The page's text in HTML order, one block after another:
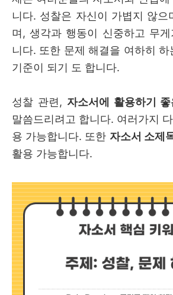
니다. 성찰은 자신이 가볍지 않으
며, 생각과 행동이 신중하고 무
니다. 또한 문제 해결을 여하히
기준이 되기 도 합니다.
성찰 관련, 자소서에 활용하기
말씀드리려고 합니다. 여러가지
용 가능합니다. 또한 자소서 소제
활용 가능합니다.